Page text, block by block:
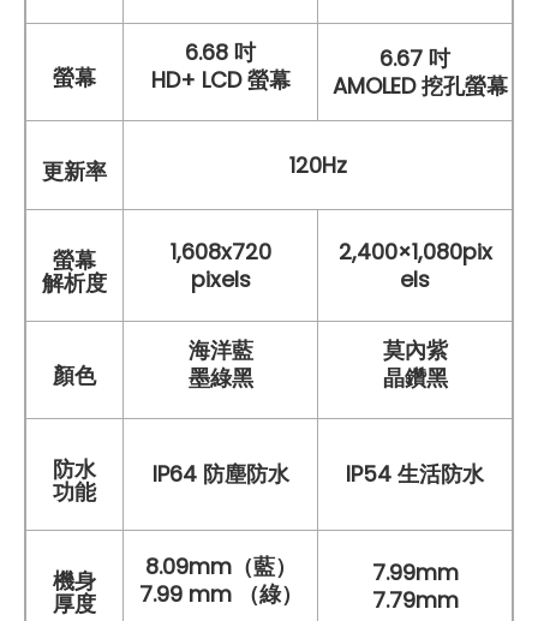
螢幕
6.68 吋
HD+ LCD 螢幕
6.67 吋
AMOLED 挖孔螢幕
更新率 120Hz
螢幕
解析度
1,608x720
pixels
2,400×1,080pix
els
顏色
海洋藍
墨綠黑
莫內紫
晶鑽黑
防水
功能
IP64 防塵防水 IP54 生活防水
機身
厚度
8.09mm（藍）
7.99 mm （綠）
7.99mm
7.79mm